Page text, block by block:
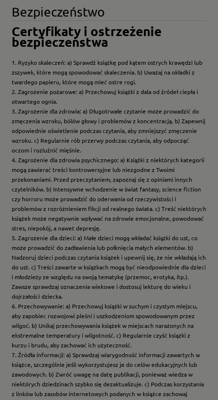
Bezpieczeństwo
Certyfikaty i ostrzeżenie
bezpieczeństwa
1. Ryzyko skaleczeń: a) Sprawdź książkę pod kątem ostrych krawędzi lub
zszywek, które mogą spowodować skaleczenia. b) Uważaj na okładki z
twardego papieru, które mogą mieć ostre rogi.
2. Zagrożenie pożarowe: a) Przechowuj książki z dala od źródeł ciepła i
otwartego ognia.
3. Zagrożenie dla zdrowia: a) Długotrwałe czytanie może prowadzić do
zmęczenia wzroku, bólów głowy i problemów z koncentracją. b) Zapewnij
odpowiednie oświetlenie podczas czytania, aby zmniejszyć zmęczenie
wzroku. c) Regularnie rób przerwy podczas czytania, aby odpocząć
oczom i rozluźnić mięśnie.
4. Zagrożenie dla zdrowia psychicznego: a) Książki z niektórych kategorii
mogą zawierać treści kontrowersyjne lub niezgodne z Twoimi
przekonaniami. Przed przeczytaniem, zapoznaj się z opiniami innych
czytelników. b) Intensywne wchodzenie w świat fantasy, science fiction
czy horroru może prowadzić do oderwania od rzeczywistości i
problemów z rozróżnieniem fikcji od realnego świata. c) Treść niektórych
książek może negatywnie wpływać na zdrowie emocjonalne, powodować
stres, niepokój, a nawet depresję.
5. Zagrożenie dla dzieci: a) Małe dzieci mogą wkładać książki do ust, co
może prowadzić do zadławienia lub połknięcia małych elementów. b)
Nadzoruj dzieci podczas czytania książek i upewnij się, że nie wkładają ich
do ust. c) Treści zawarte w książkach mogą być nieodpowiednie dla dzieci
i młodzieży ze względu na swoją tematykę (przemoc, erotyka, itp.).
Zawsze sprawdzaj oznaczenia wiekowe i dostosuj lekturę do wieku i
dojrzałości dziecka.
6. Przechowywanie: a) Przechowuj książki w suchym i czystym miejscu,
aby zapobiec rozwojowi pleśni i uszkodzeniom spowodowanym przez
wilgoć. b) Unikaj przechowywania książek w miejscach narażonych na
ekstremalne temperatury i wilgotność. c) Regularnie czyść książki z
kurzu i brudu, aby zachować ich użyteczność.
7. Źródła informacji: a) Sprawdzaj wiarygodność informacji zawartych w
książce, szczególnie jeśli wykorzystujesz je do celów edukacyjnych lub
zawodowych. b) Zwróć uwagę na datę publikacji, ponieważ wiedza w
niektórych dziedzinach szybko się dezaktualizuje. c) Podczas korzystania
z linków lub zasobów internetowych podanych w książce zachowaj